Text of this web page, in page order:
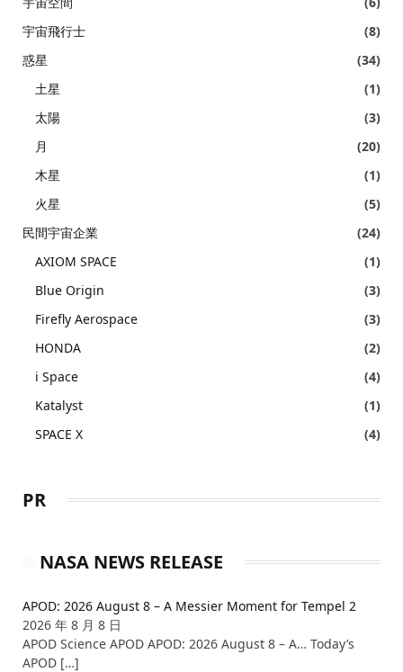
宇宙飛行士
(8)
惑星
(34)
土星
(1)
太陽
(3)
月
(20)
木星
(1)
火星
(5)
民間宇宙企業
(24)
AXIOM SPACE
(1)
Blue Origin
(3)
Firefly Aerospace
(3)
HONDA
(2)
i Space
(4)
Katalyst
(1)
SPACE X
(4)
PR
NASA NEWS RELEASE
APOD: 2026 August 8 – A Messier Moment for Tempel 2
2026 年 8 月 8 日
APOD Science APOD APOD: 2026 August 8 – A… Today’s
APOD […]